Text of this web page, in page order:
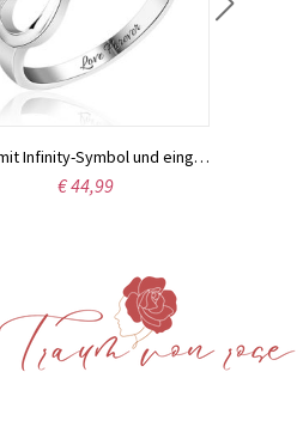
Ring mit Infinity-Symbol und eingraviertem Namen Sterling Silber
€ 44,99